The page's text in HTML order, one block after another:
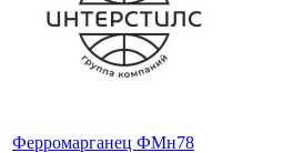
Ферромарганец ФМн78